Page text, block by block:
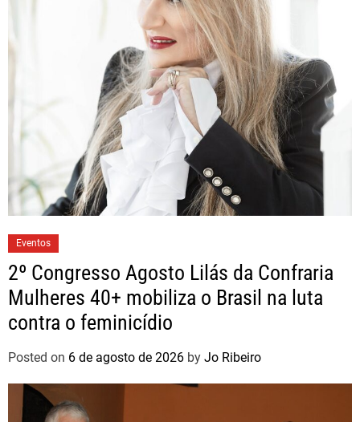
Eventos
2º Congresso Agosto Lilás da Confraria
Mulheres 40+ mobiliza o Brasil na luta
contra o feminicídio
Posted on 6 de agosto de 2026 by Jo Ribeiro